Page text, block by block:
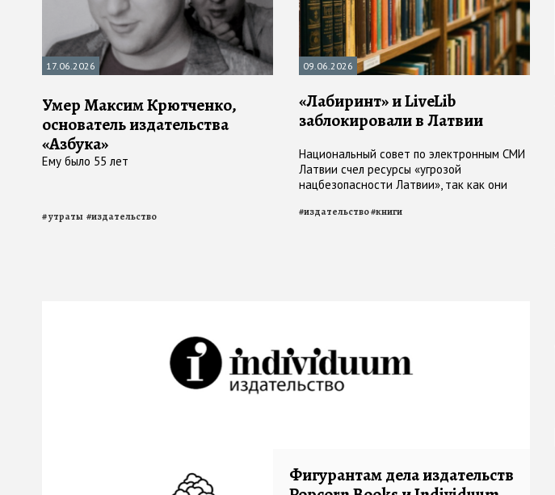
17.06.2026
Умер Максим Крютченко,
основатель издательства
«Азбука»
Ему было 55 лет
#утраты #издательство
09.06.2026
«Лабиринт» и LiveLib
заблокировали в Латвии
Национальный совет по электронным СМИ
Латвии счел ресурсы «угрозой
нацбезопасности Латвии», так как они
России»
#издательство#книги
Фигурантам дела издательств